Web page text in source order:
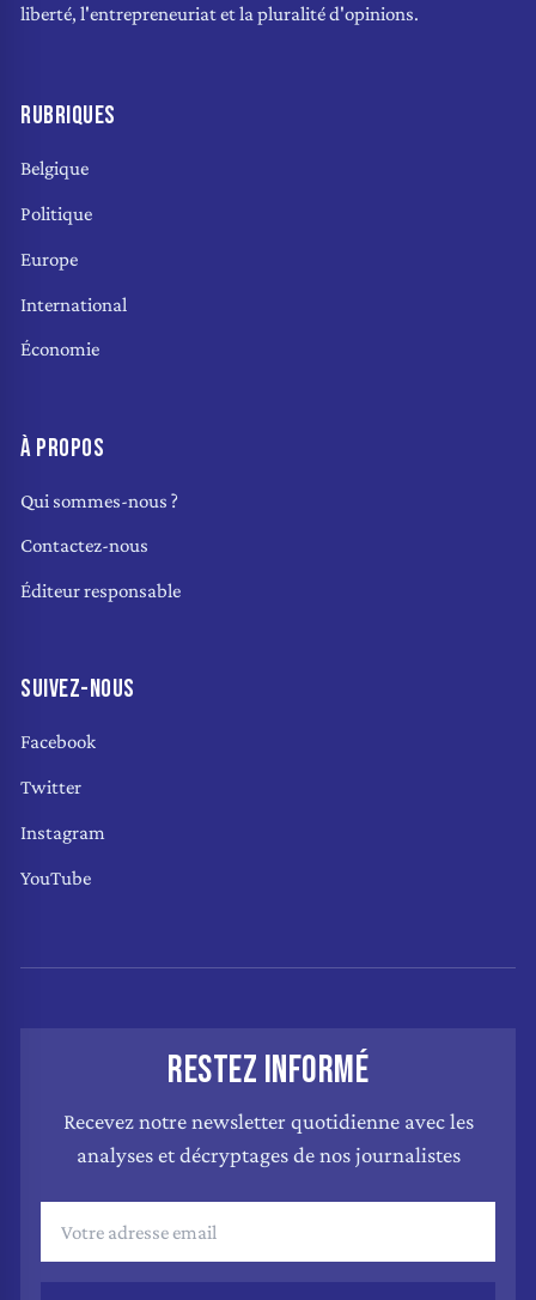
liberté, l'entrepreneuriat et la pluralité d'opinions.
RUBRIQUES
Belgique
Politique
Europe
International
Économie
À PROPOS
Qui sommes-nous ?
Contactez-nous
Éditeur responsable
SUIVEZ-NOUS
Facebook
Twitter
Instagram
YouTube
RESTEZ INFORMÉ
Recevez notre newsletter quotidienne avec les
analyses et décryptages de nos journalistes